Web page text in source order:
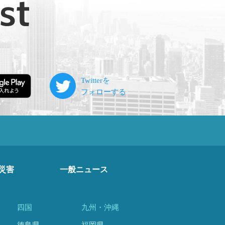
害 一般ニュース
四国 九州・沖縄